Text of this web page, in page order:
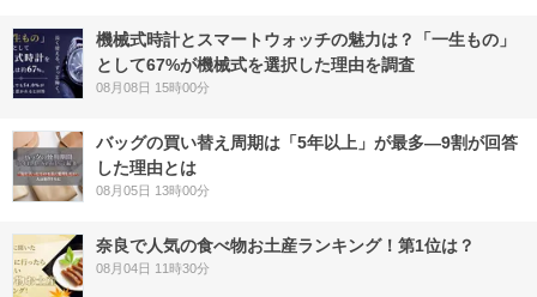
機械式時計とスマートウォッチの魅力は？「一生もの」
として67%が機械式を選択した理由を調査
08月08日 15時00分
バッグの買い替え周期は「5年以上」が最多―9割が回答
した理由とは
08月05日 13時00分
奈良で人気の食べ物お土産ランキング！第1位は？
08月04日 11時30分